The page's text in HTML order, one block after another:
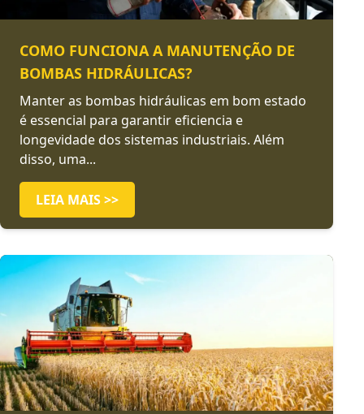
COMO FUNCIONA A MANUTENÇÃO DE
BOMBAS HIDRÁULICAS?
Manter as bombas hidráulicas em bom estado
é essencial para garantir eficiencia e
longevidade dos sistemas industriais. Além
disso, uma...
LEIA MAIS >>